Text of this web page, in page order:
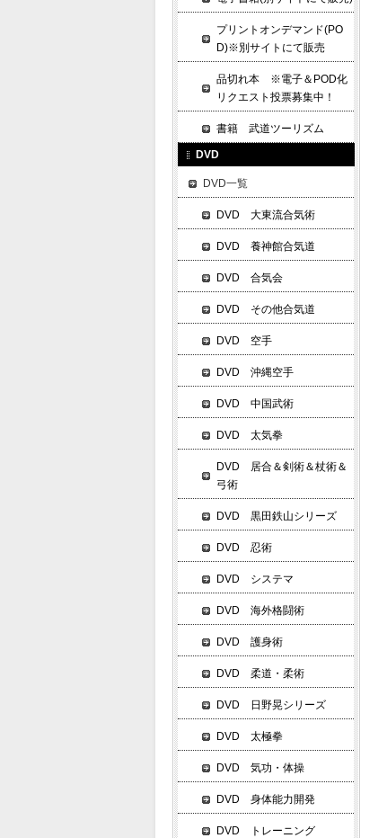
プリントオンデマンド(PO
D)※別サイトにて販売
品切れ本 ※電子＆POD化
リクエスト投票募集中！
書籍 武道ツーリズム
DVD
DVD一覧
DVD 大東流合気術
DVD 養神館合気道
DVD 合気会
DVD その他合気道
DVD 空手
DVD 沖縄空手
DVD 中国武術
DVD 太気拳
DVD 居合＆剣術＆杖術＆
弓術
DVD 黒田鉄山シリーズ
DVD 忍術
DVD システマ
DVD 海外格闘術
DVD 護身術
DVD 柔道・柔術
DVD 日野晃シリーズ
DVD 太極拳
DVD 気功・体操
DVD 身体能力開発
DVD トレーニング